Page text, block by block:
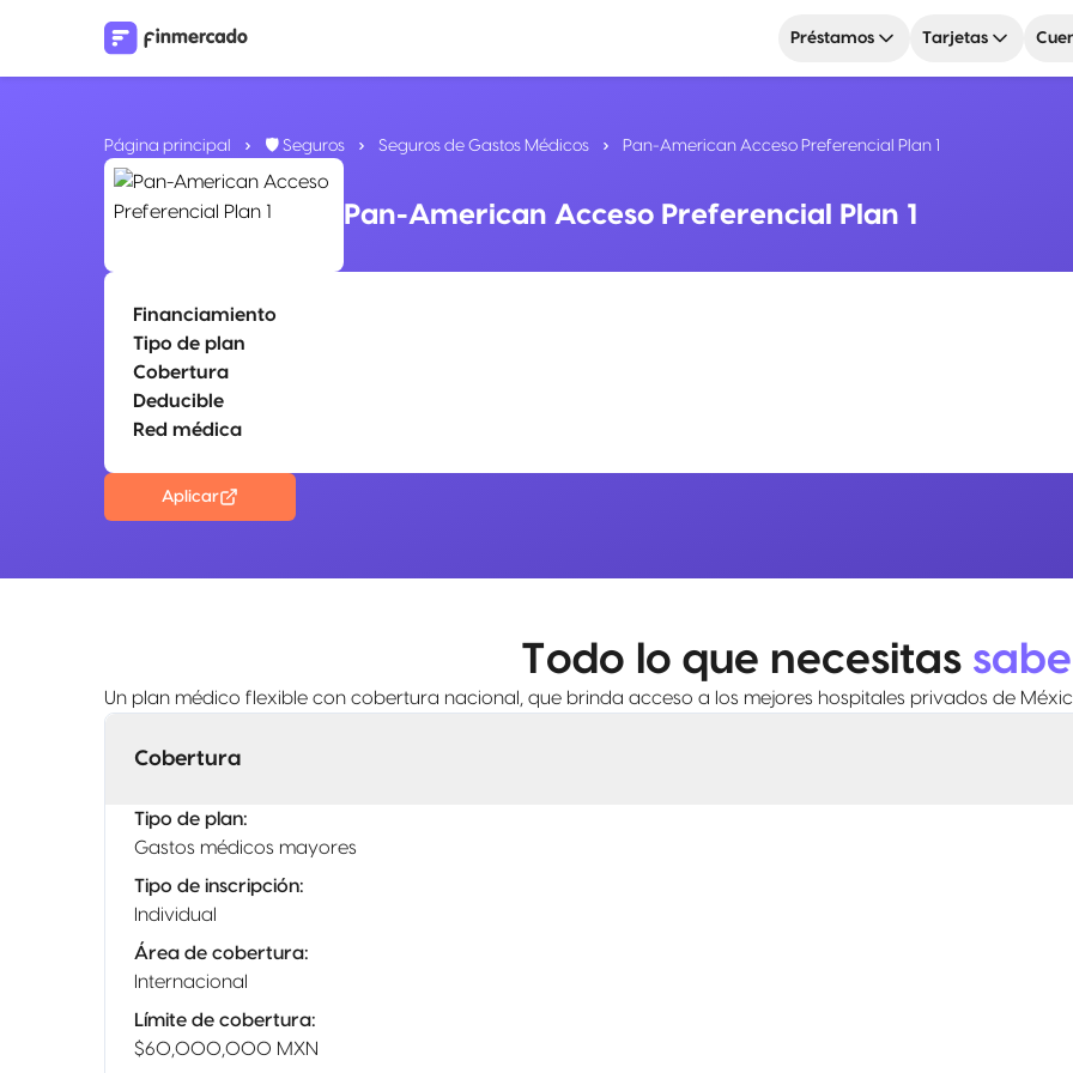
Préstamos Tarjetas
Página principal 🛡️ Seguros Seguros de Gastos Médicos Pan-American Acceso Preferencial Plan 1
Pan-American Acceso Preferencial Plan 1
Financiamiento
Tipo de plan
Cobertura
Deducible
Red médica
Aplicar
Todo lo que necesitas
Un plan médico flexible con cobertura nacional, que brinda acceso a los mejores hospitales privados de
Cobertura
Tipo de plan:
Gastos médicos mayores
Tipo de inscripción:
Individual
Área de cobertura:
Internacional
Límite de cobertura:
$60,000,000 MXN